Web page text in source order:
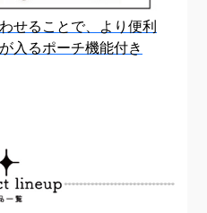
せる ことで、より便利
入るポーチ機能付き